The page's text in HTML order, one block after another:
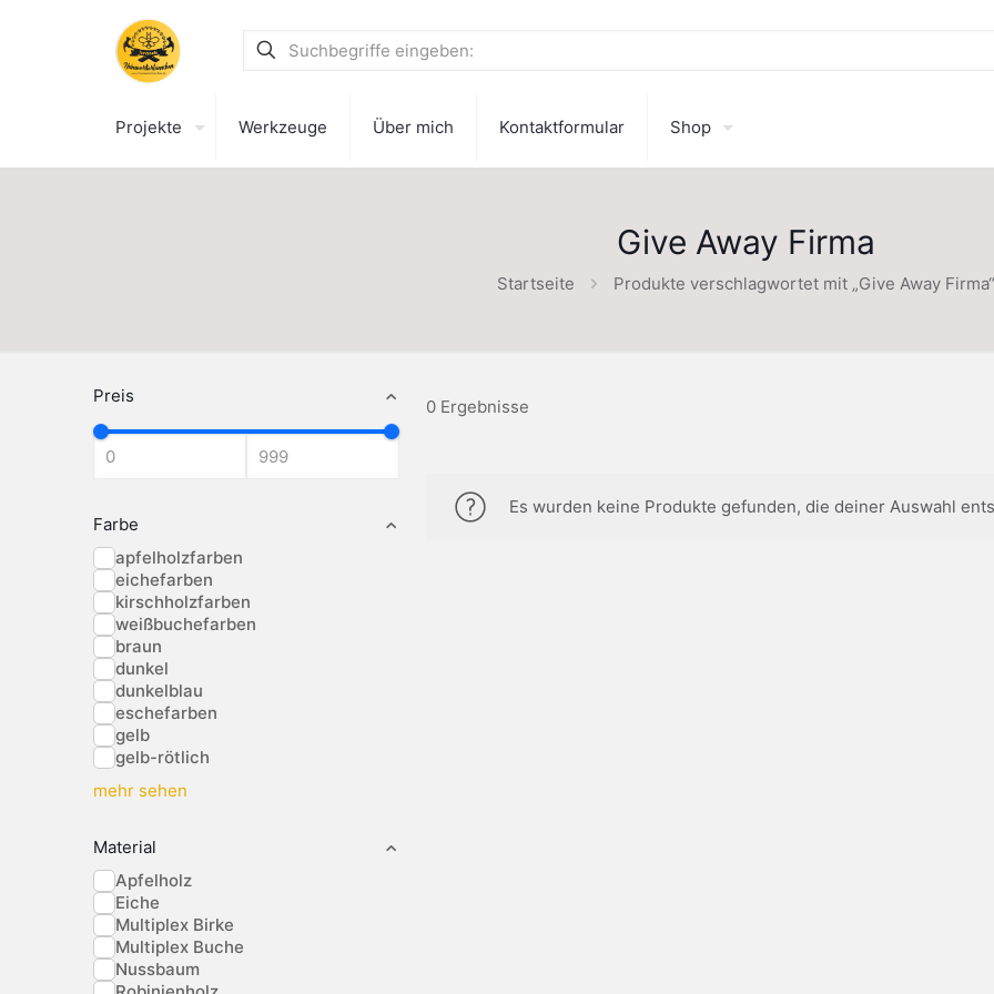
Projekte Werkzeuge Über mich Kontaktformular Shop
Give Away Firma
Startseite Produkte verschlagwortet mit „Give Away Firma“
Preis
Farbe
apfelholzfarben
eichefarben
kirschholzfarben
weißbuchefarben
braun
dunkel
dunkelblau
eschefarben
gelb
gelb-rötlich
mehr sehen
Material
Apfelholz
Eiche
Multiplex Birke
Multiplex Buche
Nussbaum
0 Ergebnisse
Es wurden keine Produkte gefunden, die deiner Auswahl